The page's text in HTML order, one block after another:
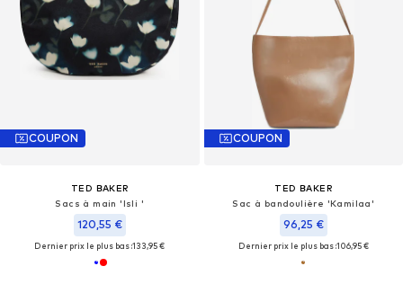
COUPON
TED BAKER
Sacs à main 'Isli '
120,55 €
Dernier prix le plus bas :133,95 €
COUPON
TED BAKER
Sac à bandoulière 'Kamilaa'
96,25 €
Dernier prix le plus bas :106,95 €